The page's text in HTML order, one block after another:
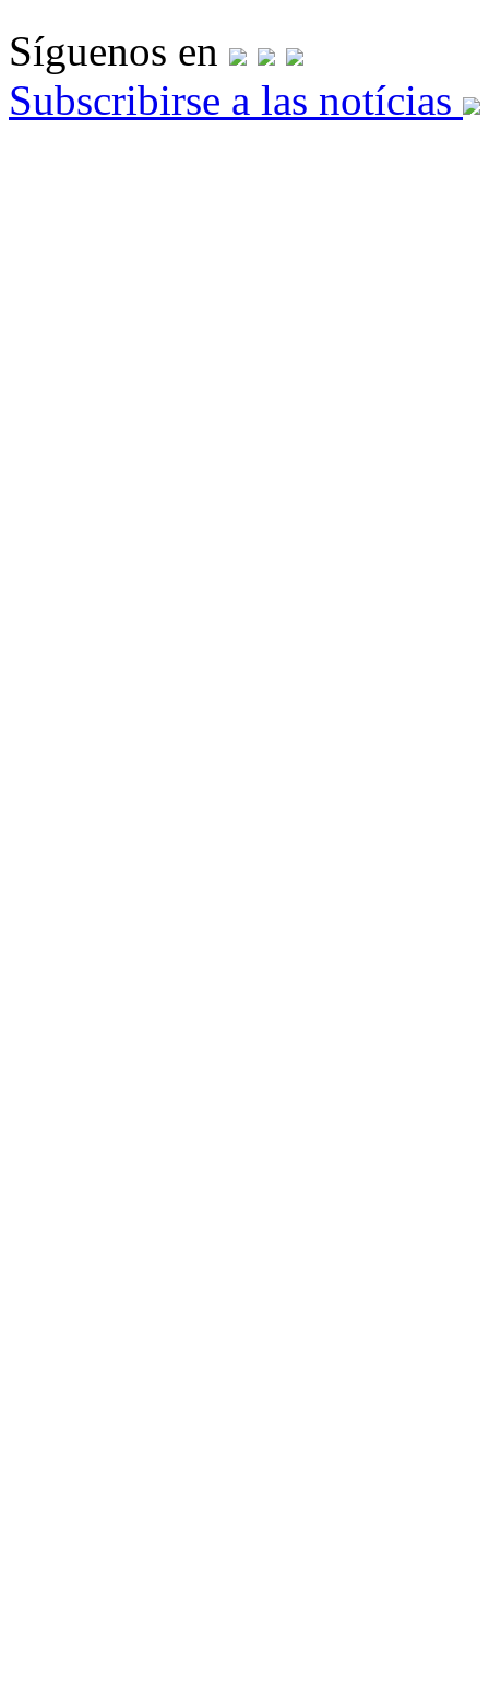
Síguenos en
Subscribirse a las notícias